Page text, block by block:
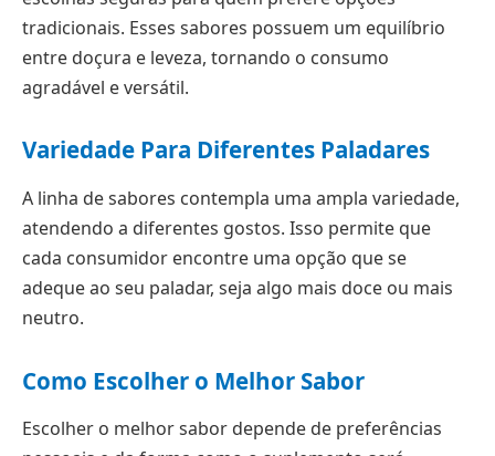
tradicionais. Esses sabores possuem um equilíbrio
entre doçura e leveza, tornando o consumo
agradável e versátil.
Variedade Para Diferentes Paladares
A linha de sabores contempla uma ampla variedade,
atendendo a diferentes gostos. Isso permite que
cada consumidor encontre uma opção que se
adeque ao seu paladar, seja algo mais doce ou mais
neutro.
Como Escolher o Melhor Sabor
Escolher o melhor sabor depende de preferências